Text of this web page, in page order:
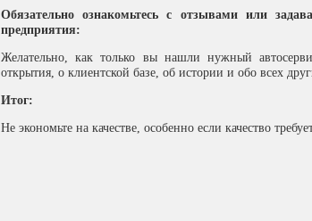
Обязательно ознакомьтесь с отзывами или
предприятия:
Желательно, как только вы нашли нужный
открытия, о клиентской базе, об истории и обо всех
Итог:
Не экономьте на качестве, особенно если качество